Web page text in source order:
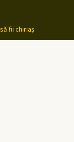
fii chiriaș